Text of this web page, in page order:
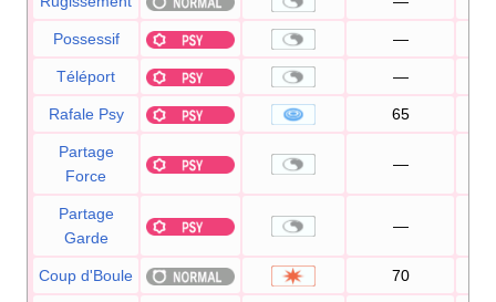
Possessif —
Téléport —
Rafale Psy 65
Partage
Force
—
Partage
Garde
—
Coup d'Boule 70